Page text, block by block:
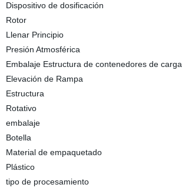
Dispositivo de dosificación
Rotor
Llenar Principio
Presión Atmosférica
Embalaje Estructura de contenedores de carga
Elevación de Rampa
Estructura
Rotativo
embalaje
Botella
Material de empaquetado
Plástico
tipo de procesamiento